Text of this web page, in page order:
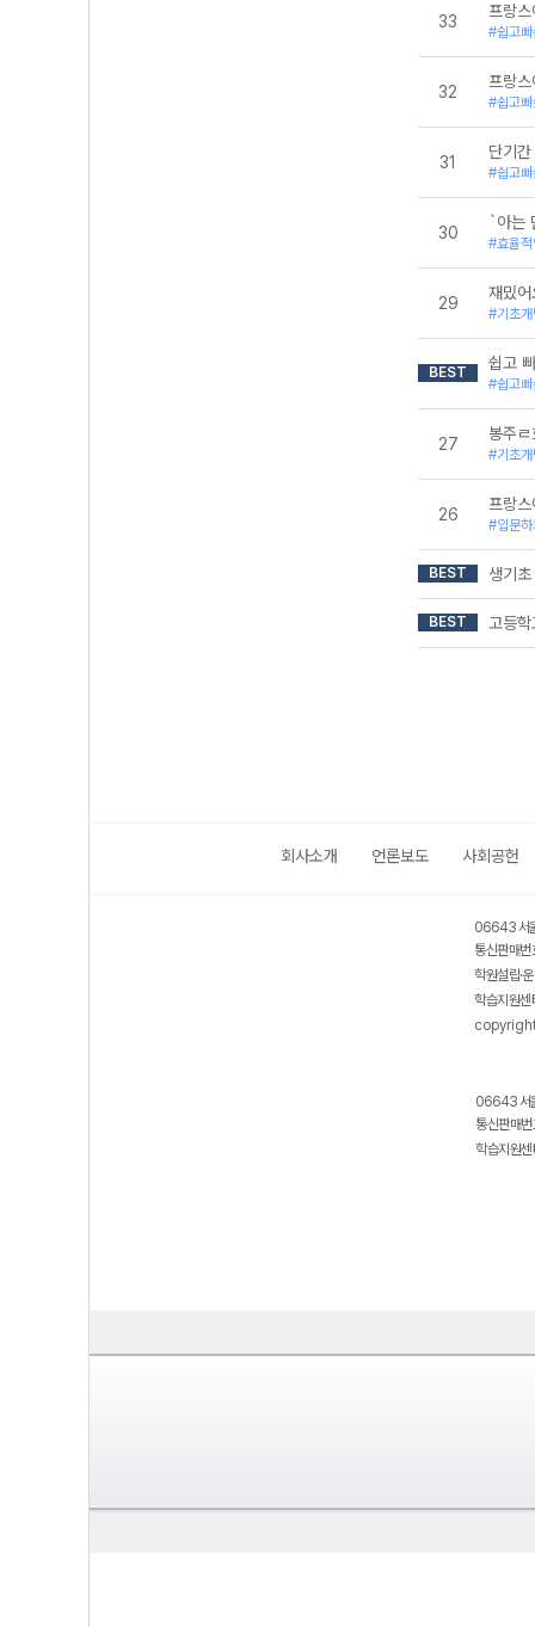
33
프랑
#쉽고
32
프랑
#쉽고
31
단기
#쉽고
30
`아는
#효율
29
재밌어
#기초
BEST 쉽고
#쉽고
27
봉주ㄹ
#기초
26
프랑
#입문하
BEST 생기
BEST 고등
회사소개 언론보도 사회공헌
06643 서
통신판매
학원설립·
학습지원
06643 서
통신판매
학습지원